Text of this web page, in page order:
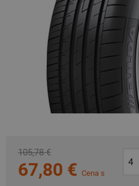
105,78 €
67,80 € Cena s